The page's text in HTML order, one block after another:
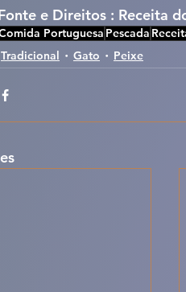
e Direitos : Receita
Portuguesa Pescada
Tradicional
Gato Peixe